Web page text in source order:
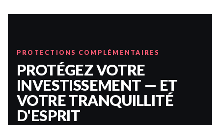
PROTECTIONS COMPLÉMENTAIRES
PROTÉGEZ VOTRE
INVESTISSEMENT — ET
VOTRE TRANQUILLITÉ
D'ESPRIT